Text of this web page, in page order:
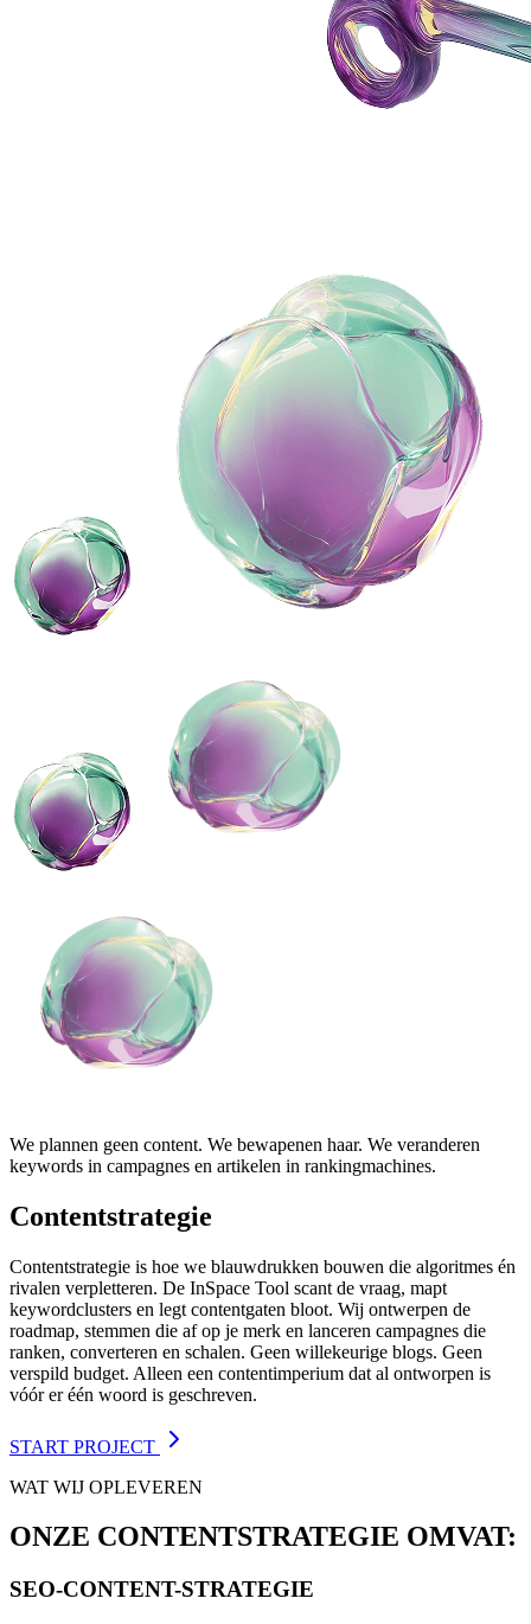
We plannen geen content. We bewapenen haar. We veranderen
keywords in campagnes en artikelen in rankingmachines.
Contentstrategie
Contentstrategie is hoe we blauwdrukken bouwen die algoritmes én
rivalen verpletteren. De InSpace Tool scant de vraag, mapt
keywordclusters en legt contentgaten bloot. Wij ontwerpen de
roadmap, stemmen die af op je merk en lanceren campagnes die
ranken, converteren en schalen. Geen willekeurige blogs. Geen
verspild budget. Alleen een contentimperium dat al ontworpen is
vóór er één woord is geschreven.
START PROJECT
WAT WIJ OPLEVEREN
ONZE CONTENTSTRATEGIE OMVAT:
SEO-CONTENT-STRATEGIE